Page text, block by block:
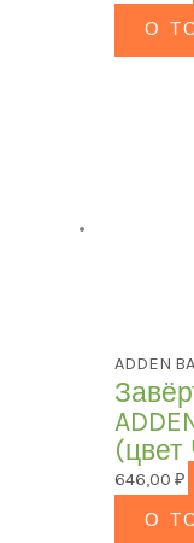
О
ADDEN
646,00₽
О